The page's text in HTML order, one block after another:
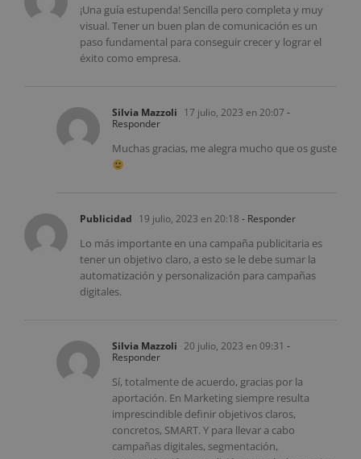
¡Una guía estupenda! Sencilla pero completa y muy
visual. Tener un buen plan de comunicación es un
paso fundamental para conseguir crecer y lograr el
éxito como empresa.
Silvia Mazzoli 17 julio, 2023 en 20:07 -
Responder
Muchas gracias, me alegra mucho que os guste
Publicidad 19 julio, 2023 en 20:18 - Responder
Lo más importante en una campaña publicitaria es
tener un objetivo claro, a esto se le debe sumar la
automatización y personalización para campañas
digitales.
Silvia Mazzoli 20 julio, 2023 en 09:31 -
Responder
Sí, totalmente de acuerdo, gracias por la
aportación. En Marketing siempre resulta
imprescindible definir objetivos claros,
concretos, SMART. Y para llevar a cabo
campañas digitales, segmentación,